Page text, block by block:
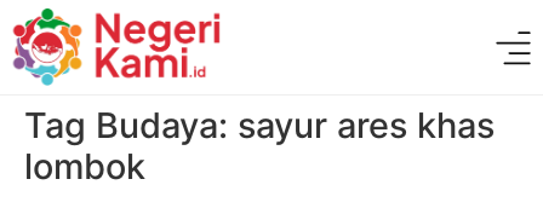
Tag Budaya: sayur ares khas
lombok